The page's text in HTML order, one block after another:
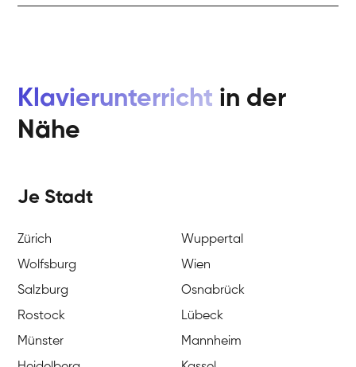
Klavierunterricht in der
Nähe
Je Stadt
Zürich
Wuppertal
Wolfsburg
Wien
Salzburg
Osnabrück
Rostock
Lübeck
Münster
Mannheim